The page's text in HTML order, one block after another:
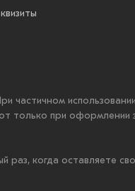
только при оформлении
раз, когда оставляете